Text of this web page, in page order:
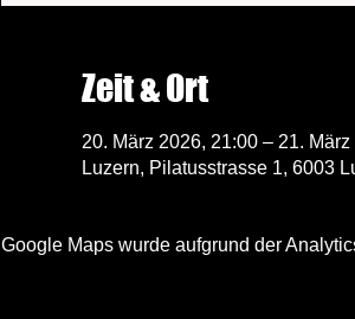
Zeit & Ort
20. März 2026, 21:00 – 21.
Luzern, Pilatusstrasse 1, 6003
Google Maps wurde aufgrund der